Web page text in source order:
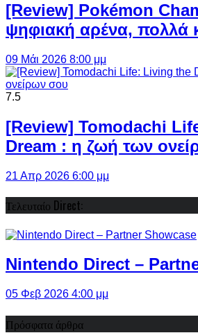
[Review] Pokémon
ψηφιακή αρένα, πολλά
09 Μάι 2026 8:00 μμ
7.5
[Review] Tomodachi
Dream : η ζωή των
21 Απρ 2026 6:00 μμ
Τελευταίο Direct:
Nintendo Direct –
05 Φεβ 2026 4:00 μμ
Πρόσφατα άρθρα